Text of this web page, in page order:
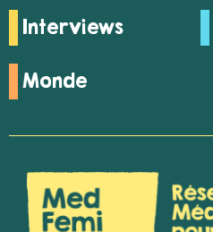
Interviews
Monde